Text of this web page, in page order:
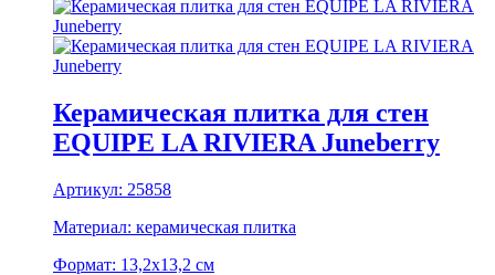
Керамическая плитка для стен
EQUIPE LA RIVIERA Juneberry
Артикул: 25858
Материал: керамическая плитка
Формат: 13,2x13,2 см